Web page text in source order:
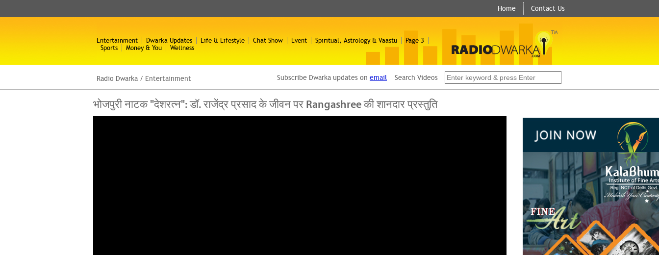
Home Contact Us
Entertainment Dwarka Updates Life & Lifestyle Chat Show Event Spiritual, Astrology & Vaastu
Page 3
Sports
Money & You Wellness
TM
Radio Dwarka / Entertainment Subscribe Dwarka updates on email Search Videos
भोजपुरी नाटक "देशरत्न": डॉ. राजेंद्र प्रसाद के जीवन पर Rangashree की शानदार प्रस्तुति